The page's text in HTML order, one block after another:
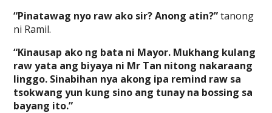
“Pinatawag nyo raw ako sir? Anong atin?”tanong
ni Ramil.
“Kinausap ako ng bata ni Mayor. Mukhang kulang
raw yata ang biyaya ni Mr Tan nitong nakaraang
linggo. Sinabihan nya akong ipa remind raw sa
tsokwang yun kung sino ang tunay na bossing sa
bayang ito.”